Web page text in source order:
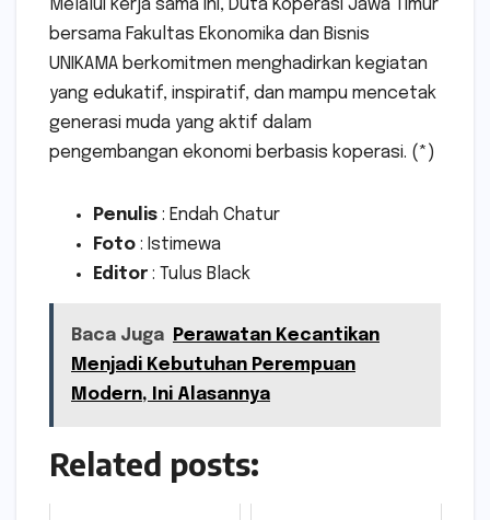
Melalui kerja sama ini, Duta Koperasi Jawa Timur
bersama Fakultas Ekonomika dan Bisnis
UNIKAMA berkomitmen menghadirkan kegiatan
yang edukatif, inspiratif, dan mampu mencetak
generasi muda yang aktif dalam
pengembangan ekonomi berbasis koperasi. (*)
Penulis : Endah Chatur
Foto : Istimewa
Editor : Tulus Black
Baca Juga
Perawatan Kecantikan
Menjadi Kebutuhan Perempuan
Modern, Ini Alasannya
Related posts: